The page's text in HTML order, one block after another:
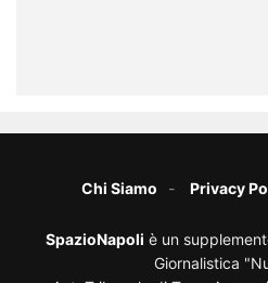
Chi Siamo Privacy
SpazioNapoli è un
Giornalistica